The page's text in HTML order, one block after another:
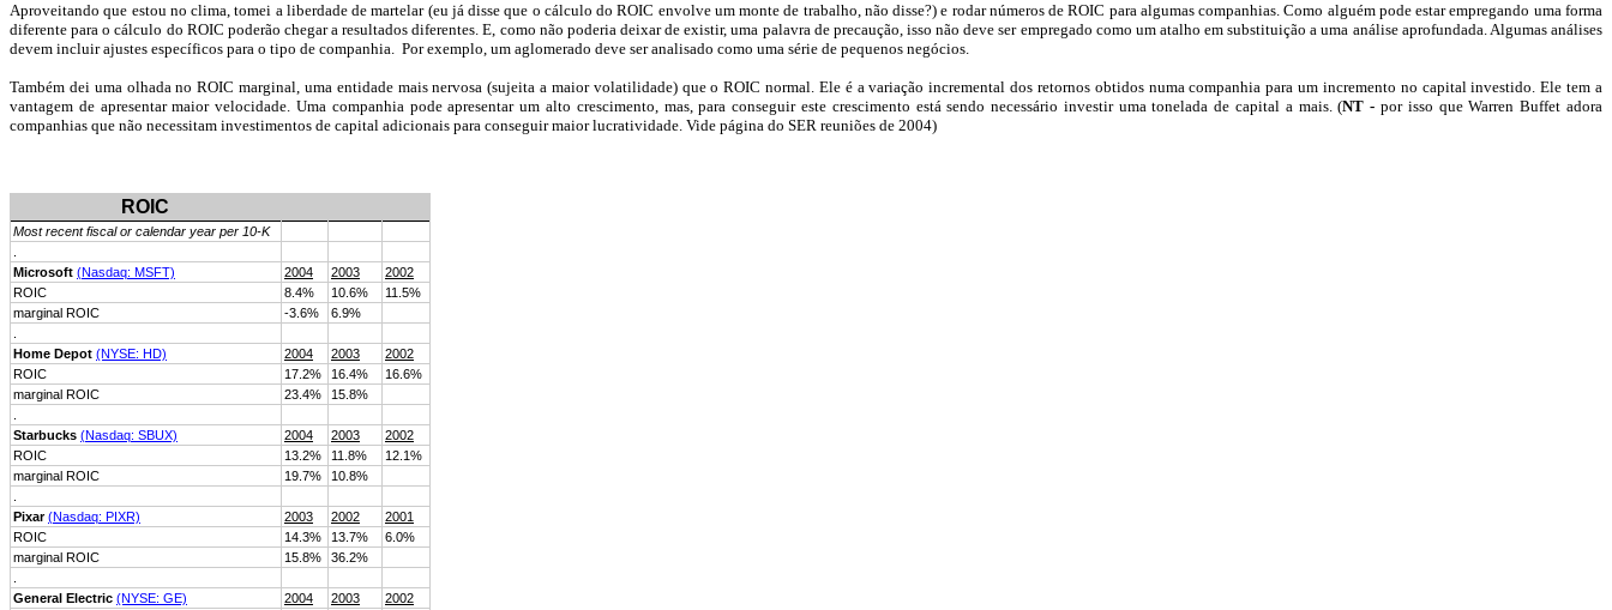
Aproveitando que estou no clima, tomei a liberdade de martelar (eu já disse que o cálculo do ROIC envolve um monte de trabalho, não disse?) e rodar números de ROIC para algumas companhias. Como alguém pode estar empregando uma forma
diferente para o cálculo do ROIC poderão chegar a resultados diferentes. E, como não poderia deixar de existir, uma palavra de precaução, isso não deve ser empregado como um atalho em substituição a uma análise aprofundada. Algumas análises
devem incluir ajustes específicos para o tipo de companhia. Por exemplo, um aglomerado deve ser analisado como uma série de pequenos negócios.
Também dei uma olhada no ROIC marginal, uma entidade mais nervosa (sujeita a maior volatilidade) que o ROIC normal. Ele é a variação incremental dos retornos obtidos numa companhia para um incremento no capital investido. Ele tem a
vantagem de apresentar maior velocidade. Uma companhia pode apresentar um alto crescimento, mas, para conseguir este crescimento está sendo necessário investir uma tonelada de capital a mais. (NT - por isso queWarren Buffet adora
companhias que não necessitam investimentos de capital adicionais para conseguir maior lucratividade. Vide página do SER reuniões de 2004)
ROIC
Most recent fiscal or calendar year per 10-K
Microsoft (Nasdaq: MSFT) 2004 2003
2002
ROIC
8.4% 10.6%
11.5%
marginal ROIC -3.6%
6.9%
Home Depot (NYSE: HD) 2004 2003
2002
ROIC
17.2% 16.4%
16.6%
marginal ROIC 23.4%
15.8%
Starbucks (Nasdaq: SBUX) 2004 2003
2002
ROIC
13.2% 11.8%
12.1%
marginal ROIC 19.7%
10.8%
Pixar (Nasdaq: PIXR) 2003 2002
2001
ROIC
14.3% 13.7%
6.0%
marginal ROIC 15.8%
36.2%
General Electric (NYSE: GE) 2004 2003
2002